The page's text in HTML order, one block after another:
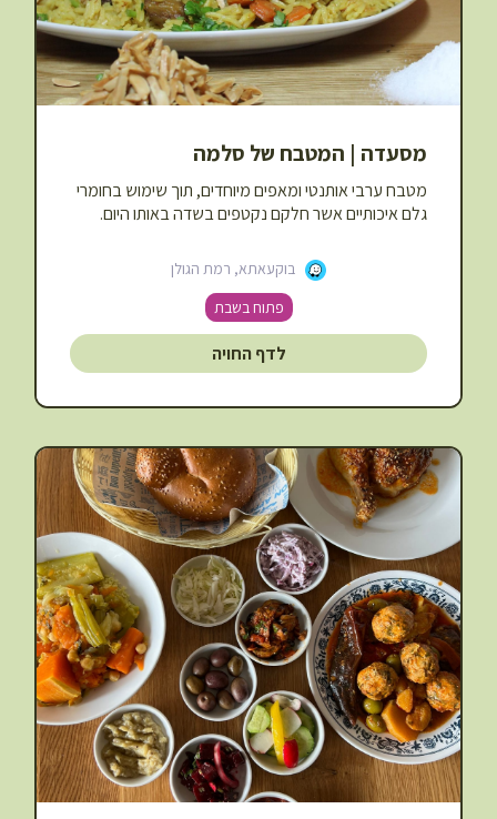
מסעדה | המטבח של סלמה
מטבח ערבי אותנטי ומאפים מיוחדים, תוך שימוש בחומרי
גלם איכותיים אשר חלקם נקטפים בשדה באותו היום.
בוקעאתא, רמת הגולן
פתוח בשבת
לדף החויה